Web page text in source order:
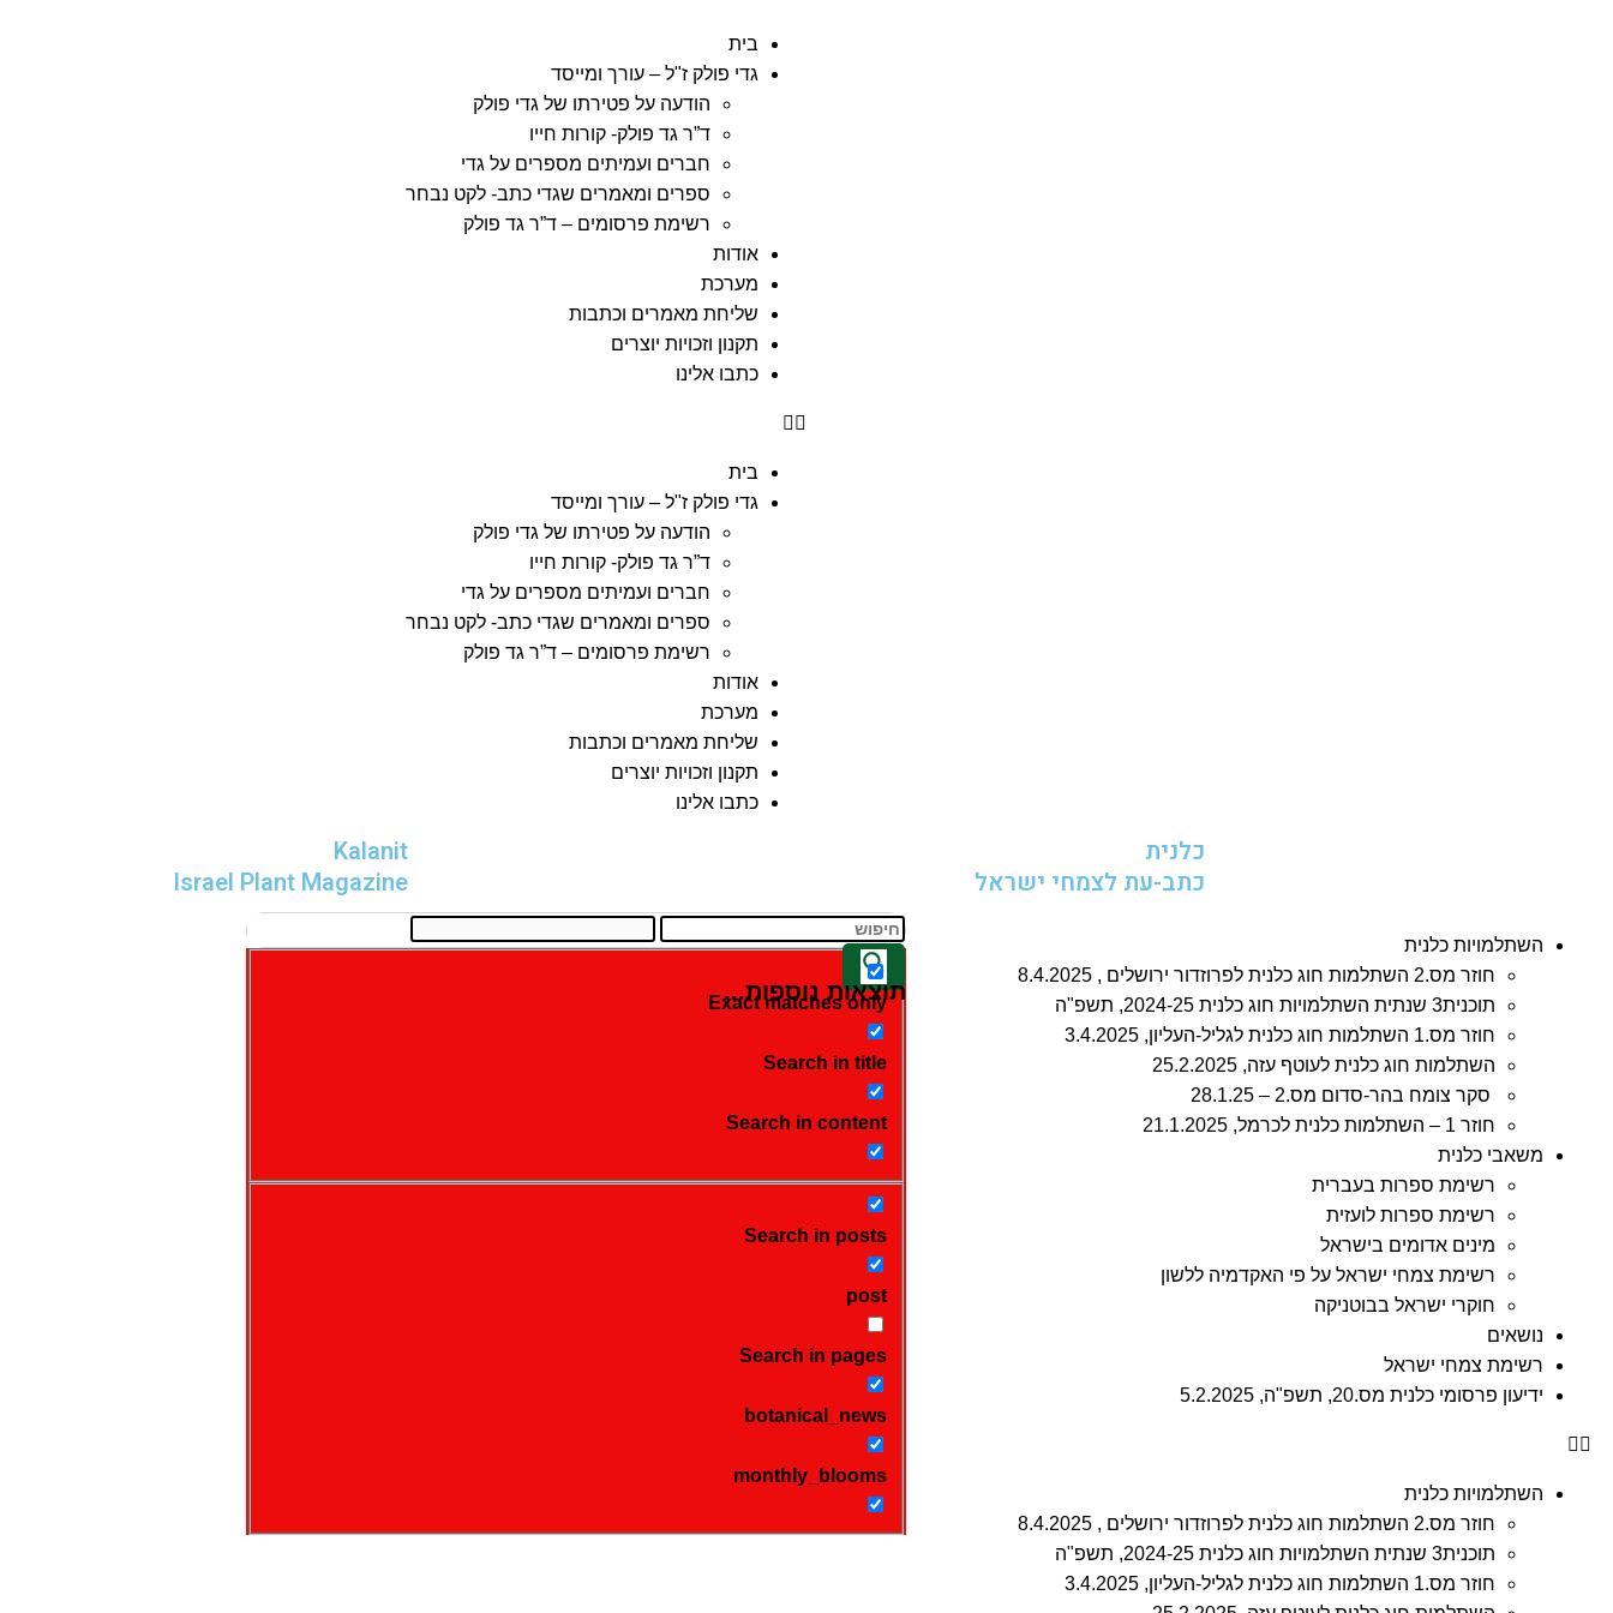
בית
גדי פולק ז"ל – עורך ומייסד
הודעה על פטירתו של גדי פולק
ד”ר גד פולק- קורות חייו
חברים ועמיתים מספרים על גדי
ספרים ומאמרים שגדי כתב- לקט נבחר
רשימת פרסומים – ד”ר גד פולק
אודות
מערכת
שליחת מאמרים וכתבות
תקנון וזכויות יוצרים
כתבו אלינו
בית
גדי פולק ז"ל – עורך ומייסד
הודעה על פטירתו של גדי פולק
ד”ר גד פולק- קורות חייו
חברים ועמיתים מספרים על גדי
ספרים ומאמרים שגדי כתב- לקט נבחר
רשימת פרסומים – ד”ר גד פולק
אודות
מערכת
שליחת מאמרים וכתבות
תקנון וזכויות יוצרים
כתבו אלינו
כלנית
כתב-עת לצמחי ישראל
Kalanit
Israel Plant Magazine
השתלמויות כלנית
חוזר מס.2 השתלמות חוג כלנית לפרוזדור ירושלים , 8.4.2025
תוכנית3 שנתית השתלמויות חוג כלנית 2024-25, תשפ"ה
חוזר מס.1 השתלמות חוג כלנית לגליל-העליון, 3.4.2025
השתלמות חוג כלנית לעוטף עזה, 25.2.2025
סקר צומח בהר-סדום מס.2 – 28.1.25
חוזר 1 – השתלמות כלנית לכרמל, 21.1.2025
משאבי כלנית
רשימת ספרות בעברית
רשימת ספרות לועזית
מינים אדומים בישראל
רשימת צמחי ישראל על פי האקדמיה ללשון
חוקרי ישראל בבוטניקה
נושאים
רשימת צמחי ישראל
ידיעון פרסומי כלנית מס.20, תשפ"ה, 5.2.2025
השתלמויות כלנית
חוזר מס.2 השתלמות חוג כלנית לפרוזדור ירושלים , 8.4.2025
תוכנית3 שנתית השתלמויות חוג כלנית 2024-25, תשפ"ה
חוזר מס.1 השתלמות חוג כלנית לגליל-העליון, 3.4.2025
תוצאות נוספות...
Exact matches only
Search in title
Search in content
Search in posts
post
Search in pages
botanical_news
monthly_blooms